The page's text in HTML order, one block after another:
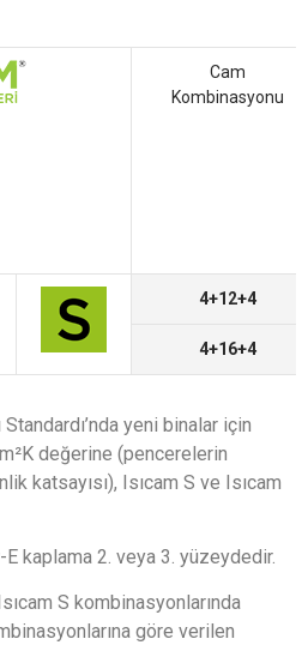
Cam
Kombinasyonu
4+12+4
4+16+4
Standardı’nda yeni binalar için
değerine (pencerelerin
katsayısı), Isıcam S ve Isıcam
kaplama 2. veya 3. yüzeydedir.
S kombinasyonlarında
göre verilen